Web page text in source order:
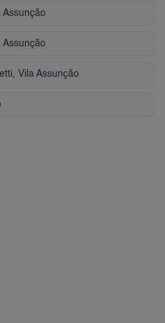
Assunção
Assunção
Vila Assunção